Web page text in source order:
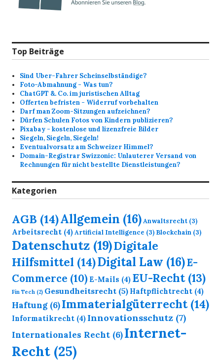
Top Beiträge
Sind Uber-Fahrer Scheinselbständige?
Foto-Abmahnung - Was tun?
ChatGPT &. Co. im juristischen Alltag
Offerten befristen - Widerruf vorbehalten
Darf man Zoom-Sitzungen aufzeichnen?
Dürfen Schulen Fotos von Kindern publizieren?
Pixabay - kostenlose und lizenzfreie Bilder
Siegeln, Siegeln, Siegeln!
Eventualvorsatz am Schweizer Himmel?
Domain-Registrar Swizzonic: Unlauterer Versand von
Rechnungen für nicht bestellte Dienstleistungen?
Kategorien
AGB (14)Allgemein (16)Anwaltsrecht (3)
Arbeitsrecht (4)Artificial Intelligence (3) Blockchain (3)
Datenschutz (19)Digitale
Hilfsmittel (14)Digital Law (16)E-
Commerce (10) E-Mails (4) EU-Recht(13)
Fin Tech (2) Gesundheitsrecht (5) Haftpflichtrecht (4)
Haftung(6)Immaterialgüterrecht(14)
Informatikrecht (4) Innovationsschutz (7)
Internationales Recht (6)Internet-
Recht (25)